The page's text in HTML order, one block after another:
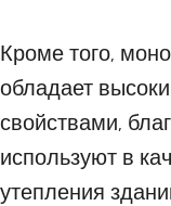
Кроме того,
обладает
свойствами,
используют в
утепления